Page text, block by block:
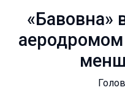
«Бавовна»
аеродромом